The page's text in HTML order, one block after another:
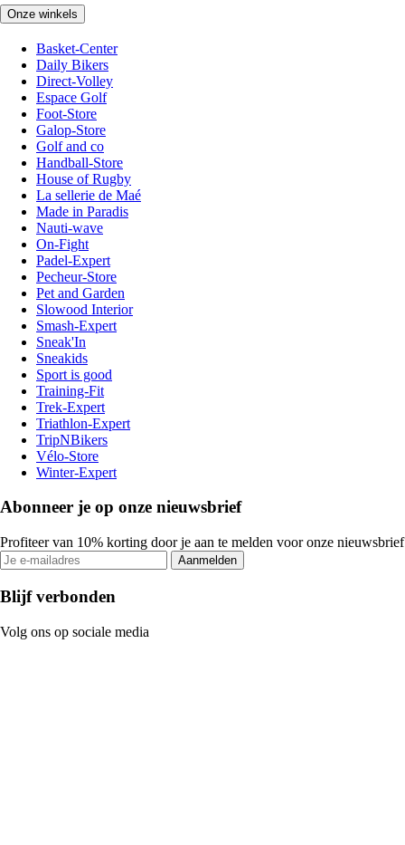
Onze winkels
Basket-Center
Daily Bikers
Direct-Volley
Espace Golf
Foot-Store
Galop-Store
Golf and co
Handball-Store
House of Rugby
La sellerie de Maé
Made in Paradis
Nauti-wave
On-Fight
Padel-Expert
Pecheur-Store
Pet and Garden
Slowood Interior
Smash-Expert
Sneak'In
Sneakids
Sport is good
Training-Fit
Trek-Expert
Triathlon-Expert
TripNBikers
Vélo-Store
Winter-Expert
Abonneer je op onze nieuwsbrief
Profiteer van 10% korting door je aan te melden voor onze nieuwsbrief
Aanmelden
Blijf verbonden
Volg ons op sociale media